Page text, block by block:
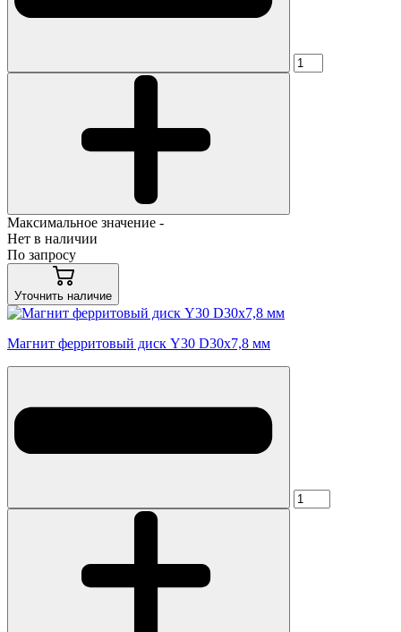
Максимальное значение -
Нет в наличии
По запросу
Уточнить наличие
Магнит ферритовый диск Y30 D30x7,8 мм